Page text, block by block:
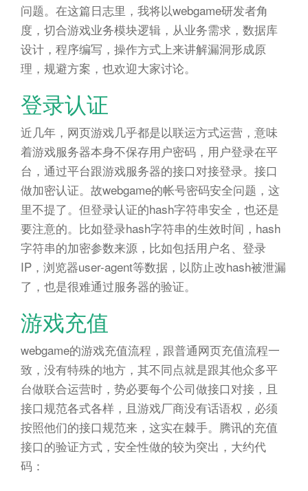
问题。在这篇日志里，我将以webgame研发者角
度，切合游戏业务模块逻辑，从业务需求，数据库
设计，程序编写，操作方式上来讲解漏洞形成原
理，规避方案，也欢迎大家讨论。
登录认证
近几年，网页游戏几乎都是以联运方式运营，意味
着游戏服务器本身不保存用户密码，用户登录在平
台，通过平台跟游戏服务器的接口对接登录。接口
做加密认证。故webgame的帐号密码安全问题，这
里不提了。但登录认证的hash字符串安全，也还是
要注意的。比如登录hash字符串的生效时间，hash
字符串的加密参数来源，比如包括用户名、登录
IP，浏览器user-agent等数据，以防止改hash被泄漏
了，也是很难通过服务器的验证。
游戏充值
webgame的游戏充值流程，跟普通网页充值流程一
致，没有特殊的地方，其不同点就是跟其他众多平
台做联合运营时，势必要每个公司做接口对接，且
接口规范各式各样，且游戏厂商没有话语权，必须
按照他们的接口规范来，这实在棘手。腾讯的充值
接口的验证方式，安全性做的较为突出，大约代
码：